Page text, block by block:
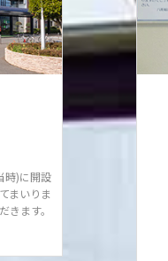
時)に開設
まいりま
きます。